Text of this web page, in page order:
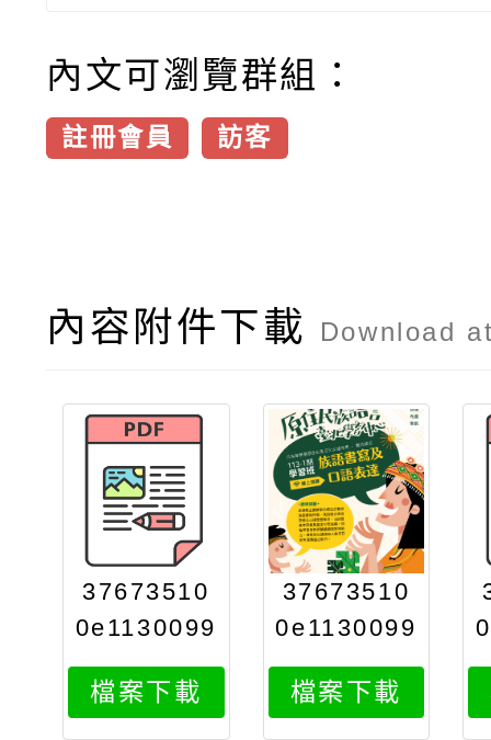
內文可瀏覽群組：
註冊會員 訪客
內容附件下載 Download
37673510
0e1130099
361attach
1
檔案下載
37673510
0e1130099
361attach
2
檔案下載